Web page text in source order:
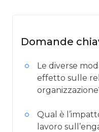
Domande
Le diverse
effetto sulle
Qual è
lavoro